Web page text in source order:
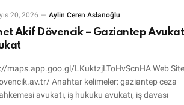
20, 2026 Aylin Ceren Aslanoğlu
Akif Dövencik – Gaziantep
maps.app.goo.gl/LKuktzjLToHvScnHA Web
Anahtar kelimeler: gaziantep ceza
avukatı, iş hukuku avukatı, iş davası